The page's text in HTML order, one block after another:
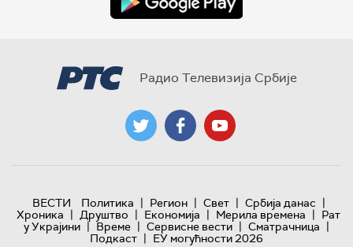
Радио Телевизија Србије
ВЕСТИ Политика | Регион | Свет | Србија данас |
Хроника | Друштво | Економија | Мерила времена | Рат
у Украјини | Време | Сервисне вести | Сматрачница |
Подкаст | ЕУ могућности 2026